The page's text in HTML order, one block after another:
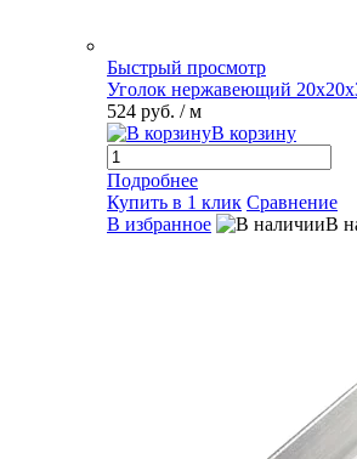
Быстрый просмотр
Уголок нержавеющий
524 руб. / м
В корзину
Подробнее
Купить в 1 клик Сравнение
В избранное
В